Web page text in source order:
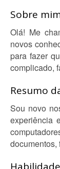
Sobre
Olá! Me
novos
para fazer
complicado,
Resumo
Sou novo
experiência
documentos,